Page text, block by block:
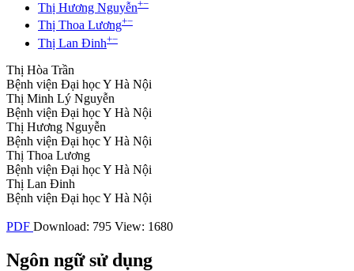
Thị Hương Nguyễn+−
Thị Thoa Lương+−
Thị Lan Đinh+−
Thị Hòa Trần
Bệnh viện Đại học Y Hà Nội
Thị Minh Lý Nguyễn
Bệnh viện Đại học Y Hà Nội
Thị Hương Nguyễn
Bệnh viện Đại học Y Hà Nội
Thị Thoa Lương
Bệnh viện Đại học Y Hà Nội
Thị Lan Đinh
Bệnh viện Đại học Y Hà Nội
PDF Download: 795 View: 1680
Ngôn ngữ sử dụng